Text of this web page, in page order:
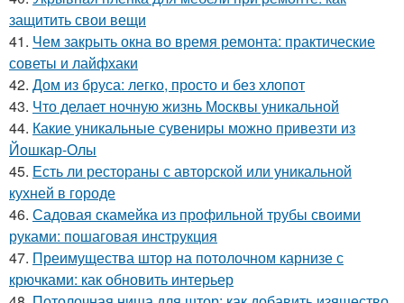
защитить свои вещи
41. Чем закрыть окна во время ремонта: практические
советы и лайфхаки
42. Дом из бруса: легко, просто и без хлопот
43. Что делает ночную жизнь Москвы уникальной
44. Какие уникальные сувениры можно привезти из
Йошкар-Олы
45. Есть ли рестораны с авторской или уникальной
кухней в городе
46. Садовая скамейка из профильной трубы своими
руками: пошаговая инструкция
47. Преимущества штор на потолочном карнизе с
крючками: как обновить интерьер